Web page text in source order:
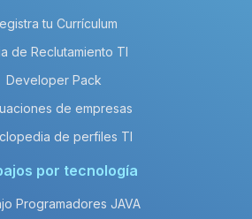
tu Currículum
de Reclutamiento TI
Developer Pack
de empresas
de perfiles TI
por tecnología
Programadores JAVA